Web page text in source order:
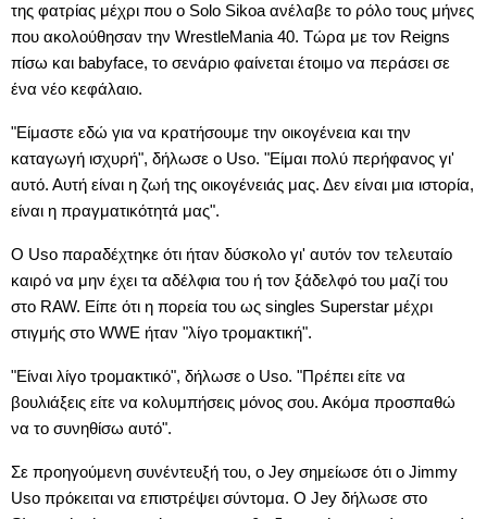
της φατρίας μέχρι που ο Solo Sikoa ανέλαβε το ρόλο τους μήνες
που ακολούθησαν την WrestleMania 40. Τώρα με τον Reigns
πίσω και babyface, το σενάριο φαίνεται έτοιμο να περάσει σε
ένα νέο κεφάλαιο.
"Είμαστε εδώ για να κρατήσουμε την οικογένεια και την
καταγωγή ισχυρή", δήλωσε ο Uso. "Είμαι πολύ περήφανος γι'
αυτό. Αυτή είναι η ζωή της οικογένειάς μας. Δεν είναι μια ιστορία,
είναι η πραγματικότητά μας".
Ο Uso παραδέχτηκε ότι ήταν δύσκολο γι' αυτόν τον τελευταίο
καιρό να μην έχει τα αδέλφια του ή τον ξάδελφό του μαζί του
στο RAW. Είπε ότι η πορεία του ως singles Superstar μέχρι
στιγμής στο WWE ήταν "λίγο τρομακτική".
"Είναι λίγο τρομακτικό", δήλωσε ο Uso. "Πρέπει είτε να
βουλιάξεις είτε να κολυμπήσεις μόνος σου. Ακόμα προσπαθώ
να το συνηθίσω αυτό".
Σε προηγούμενη συνέντευξή του, ο Jey σημείωσε ότι ο Jimmy
Uso πρόκειται να επιστρέψει σύντομα. Ο Jey δήλωσε στο